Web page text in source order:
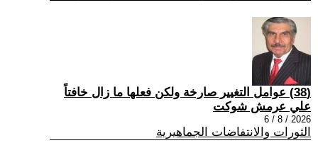
(38) عوامل التغيير صارخة ولكن فعلها ما زال خافتاً
علي عرمش شوكت
2026 / 8 / 6
الثورات والانتفاضات الجماهيرية